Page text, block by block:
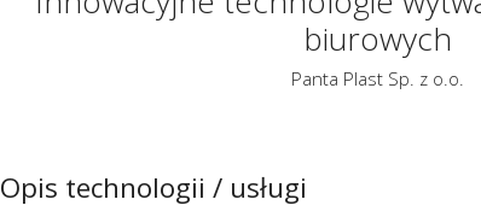
biurowych
Panta Plast Sp. z o.o.
Opis technologii / usługi